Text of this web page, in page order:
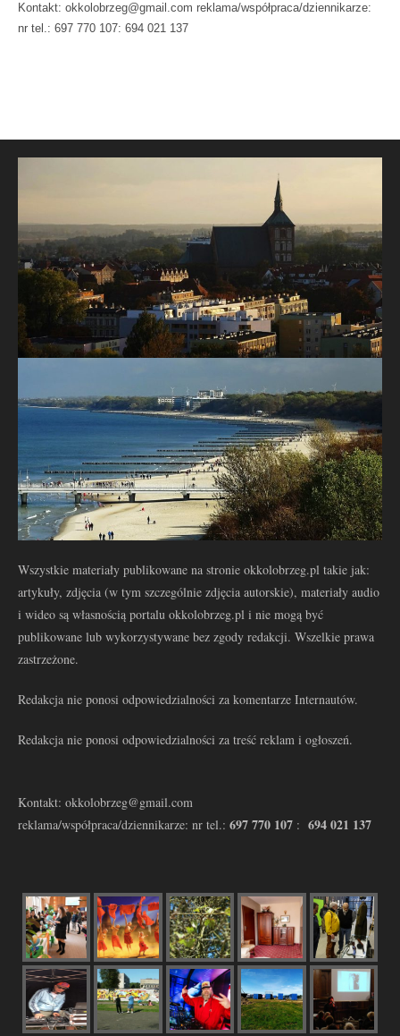
Kontakt: okkolobrzeg@gmail.com reklama/współpraca/dziennikarze:
nr tel.: 697 770 107: 694 021 137
Wszystkie materiały publikowane na stronie okkolobrzeg.pl takie jak:
artykuły, zdjęcia (w tym szczególnie zdjęcia autorskie), materiały audio
i wideo są własnością portalu okkolobrzeg.pl i nie mogą być
publikowane lub wykorzystywane bez zgody redakcji. Wszelkie prawa
zastrzeżone.
Redakcja nie ponosi odpowiedzialności za komentarze Internautów.
Redakcja nie ponosi odpowiedzialności za treść reklam i ogłoszeń.
Kontakt: okkolobrzeg@gmail.com
reklama/współpraca/dziennikarze: nr tel.: 697 770 107 : 694 021 137